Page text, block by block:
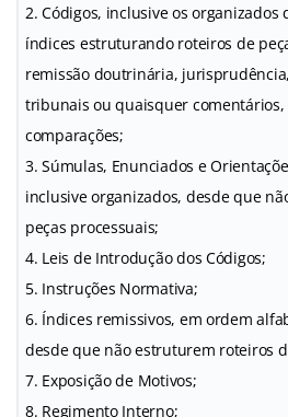
2. Códigos, inclusive os organizados
índices estruturando roteiros de
remissão doutrinária,
tribunais ou quaisquer comentários,
comparações;
3. Súmulas, Enunciados e
inclusive organizados, desde que
peças processuais;
4. Leis de Introdução dos Códigos;
5. Instruções Normativa;
6. Índices remissivos, em ordem
desde que não estruturem roteiros
7. Exposição de Motivos;
8. Regimento Interno;